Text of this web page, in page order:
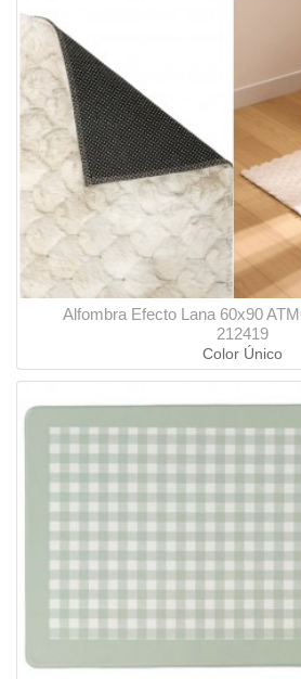
Alfombra Efecto Lana 60x90
212419
Color Único